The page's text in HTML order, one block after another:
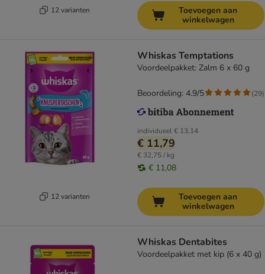
12 varianten
Toevoegen aan
winkelwagen
12 varianten
Whiskas Temptations
Voordeelpakket: Zalm 6 x 60 g
individueel€ 13,14
€ 11,79
€ 32,75 / kg
€ 11,08
Beoordeling: 4.9/5 (29)
Toevoegen aan
winkelwagen
Whiskas Dentabites
Voordeelpakket met kip (6 x 40 g)